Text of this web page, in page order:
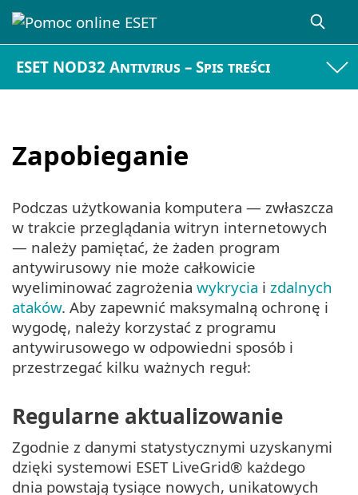
ESET NOD32 Antivirus – Spis treści
Zapobieganie
Podczas użytkowania komputera — zwłaszcza
w trakcie przeglądania witryn internetowych
— należy pamiętać, że żaden program
antywirusowy nie może całkowicie
wyeliminować zagrożenia wykrycia i zdalnych
ataków. Aby zapewnić maksymalną ochronę i
wygodę, należy korzystać z programu
antywirusowego w odpowiedni sposób i
przestrzegać kilku ważnych reguł:
Regularne aktualizowanie
Zgodnie z danymi statystycznymi uzyskanymi
dzięki systemowi ESET LiveGrid® każdego
dnia powstają tysiące nowych, unikatowych